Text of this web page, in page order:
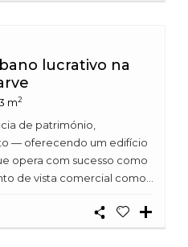
lucrativo na
m2
de património,
— oferecendo um edifício
opera com sucesso como
de vista comercial como...